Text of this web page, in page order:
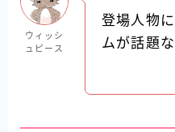
ウィッシ
ュピース
登場人物
ムが話題